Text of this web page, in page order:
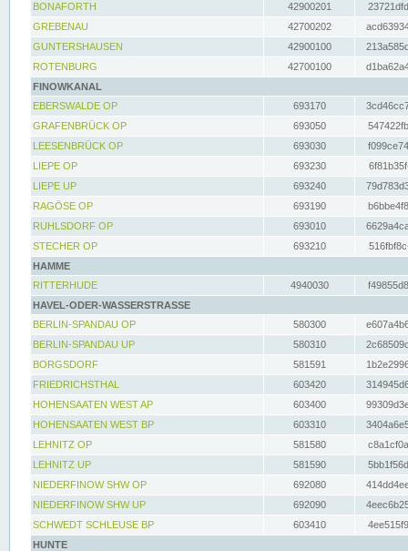
BONAFORTH
42900201
GREBENAU
42700202
GUNTERSHAUSEN
42900100
ROTENBURG
42700100
FINOWKANAL
EBERSWALDE OP
693170
GRAFENBRÜCK OP
693050
LEESENBRÜCK OP
693030
LIEPE OP
693230
LIEPE UP
693240
RAGÖSE OP
693190
RUHLSDORF OP
693010
STECHER OP
693210
HAMME
RITTERHUDE
4940030
HAVEL-ODER-WASSERSTRASSE
BERLIN-SPANDAU OP
580300
BERLIN-SPANDAU UP
580310
BORGSDORF
581591
FRIEDRICHSTHAL
603420
HOHENSAATEN WEST AP
603400
HOHENSAATEN WEST BP
603310
LEHNITZ OP
581580
LEHNITZ UP
581590
NIEDERFINOW SHW OP
692080
NIEDERFINOW SHW UP
692090
SCHWEDT SCHLEUSE BP
603410
HUNTE